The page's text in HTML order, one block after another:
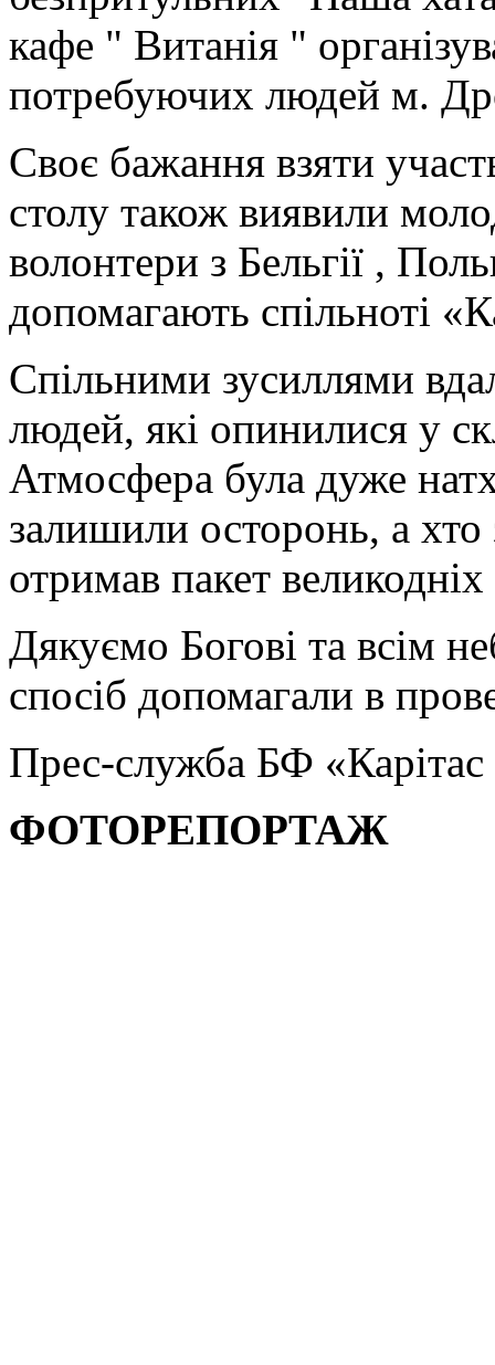
кафе " Витанія "
потребуючих людей м.
Своє бажання взяти
столу також виявили
волонтери з Бельгії ,
допомагають спільноті
Спільними зусиллями
людей, які опинилися у
Атмосфера була дуже
залишили осторонь, а хто
отримав пакет
Дякуємо Богові та всім
спосіб допомагали в
Прес-служба БФ
ФОТОРЕПОРТАЖ